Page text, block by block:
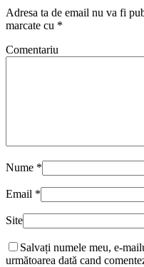
Adresa ta de email nu va fi
marcate cu *
Comentariu
Nume *
Email *
Site
Salvați numele meu, e-
următoarea dată cand